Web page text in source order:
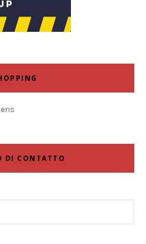
DI CONTATTO